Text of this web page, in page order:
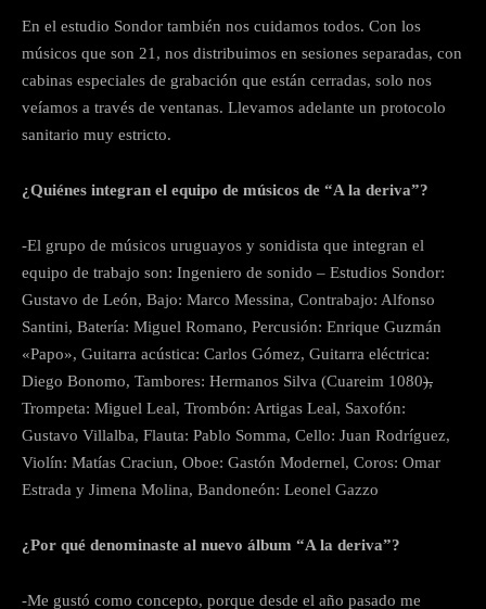
En el estudio Sondor también nos cuidamos todos. Con los
músicos que son 21, nos distribuimos en sesiones separadas, con
cabinas especiales de grabación que están cerradas, solo nos
veíamos a través de ventanas. Llevamos adelante un protocolo
sanitario muy estricto.
¿Quiénes integran el equipo de músicos de “A la deriva”?
-El grupo de músicos uruguayos y sonidista que integran el
equipo de trabajo son: Ingeniero de sonido – Estudios Sondor:
Gustavo de León, Bajo: Marco Messina, Contrabajo: Alfonso
Santini, Batería: Miguel Romano, Percusión: Enrique Guzmán
«Papo», Guitarra acústica: Carlos Gómez, Guitarra eléctrica:
Diego Bonomo, Tambores: Hermanos Silva (Cuareim 1080),
Trompeta: Miguel Leal, Trombón: Artigas Leal, Saxofón:
Gustavo Villalba, Flauta: Pablo Somma, Cello: Juan Rodríguez,
Violín: Matías Craciun, Oboe: Gastón Modernel, Coros: Omar
Estrada y Jimena Molina, Bandoneón: Leonel Gazzo
¿Por qué denominaste al nuevo álbum “A la deriva”?
-Me gustó como concepto, porque desde el año pasado me